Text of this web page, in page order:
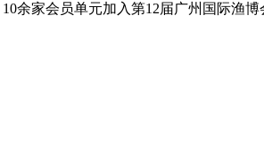
余家会员单元加入第12届广州国际渔博